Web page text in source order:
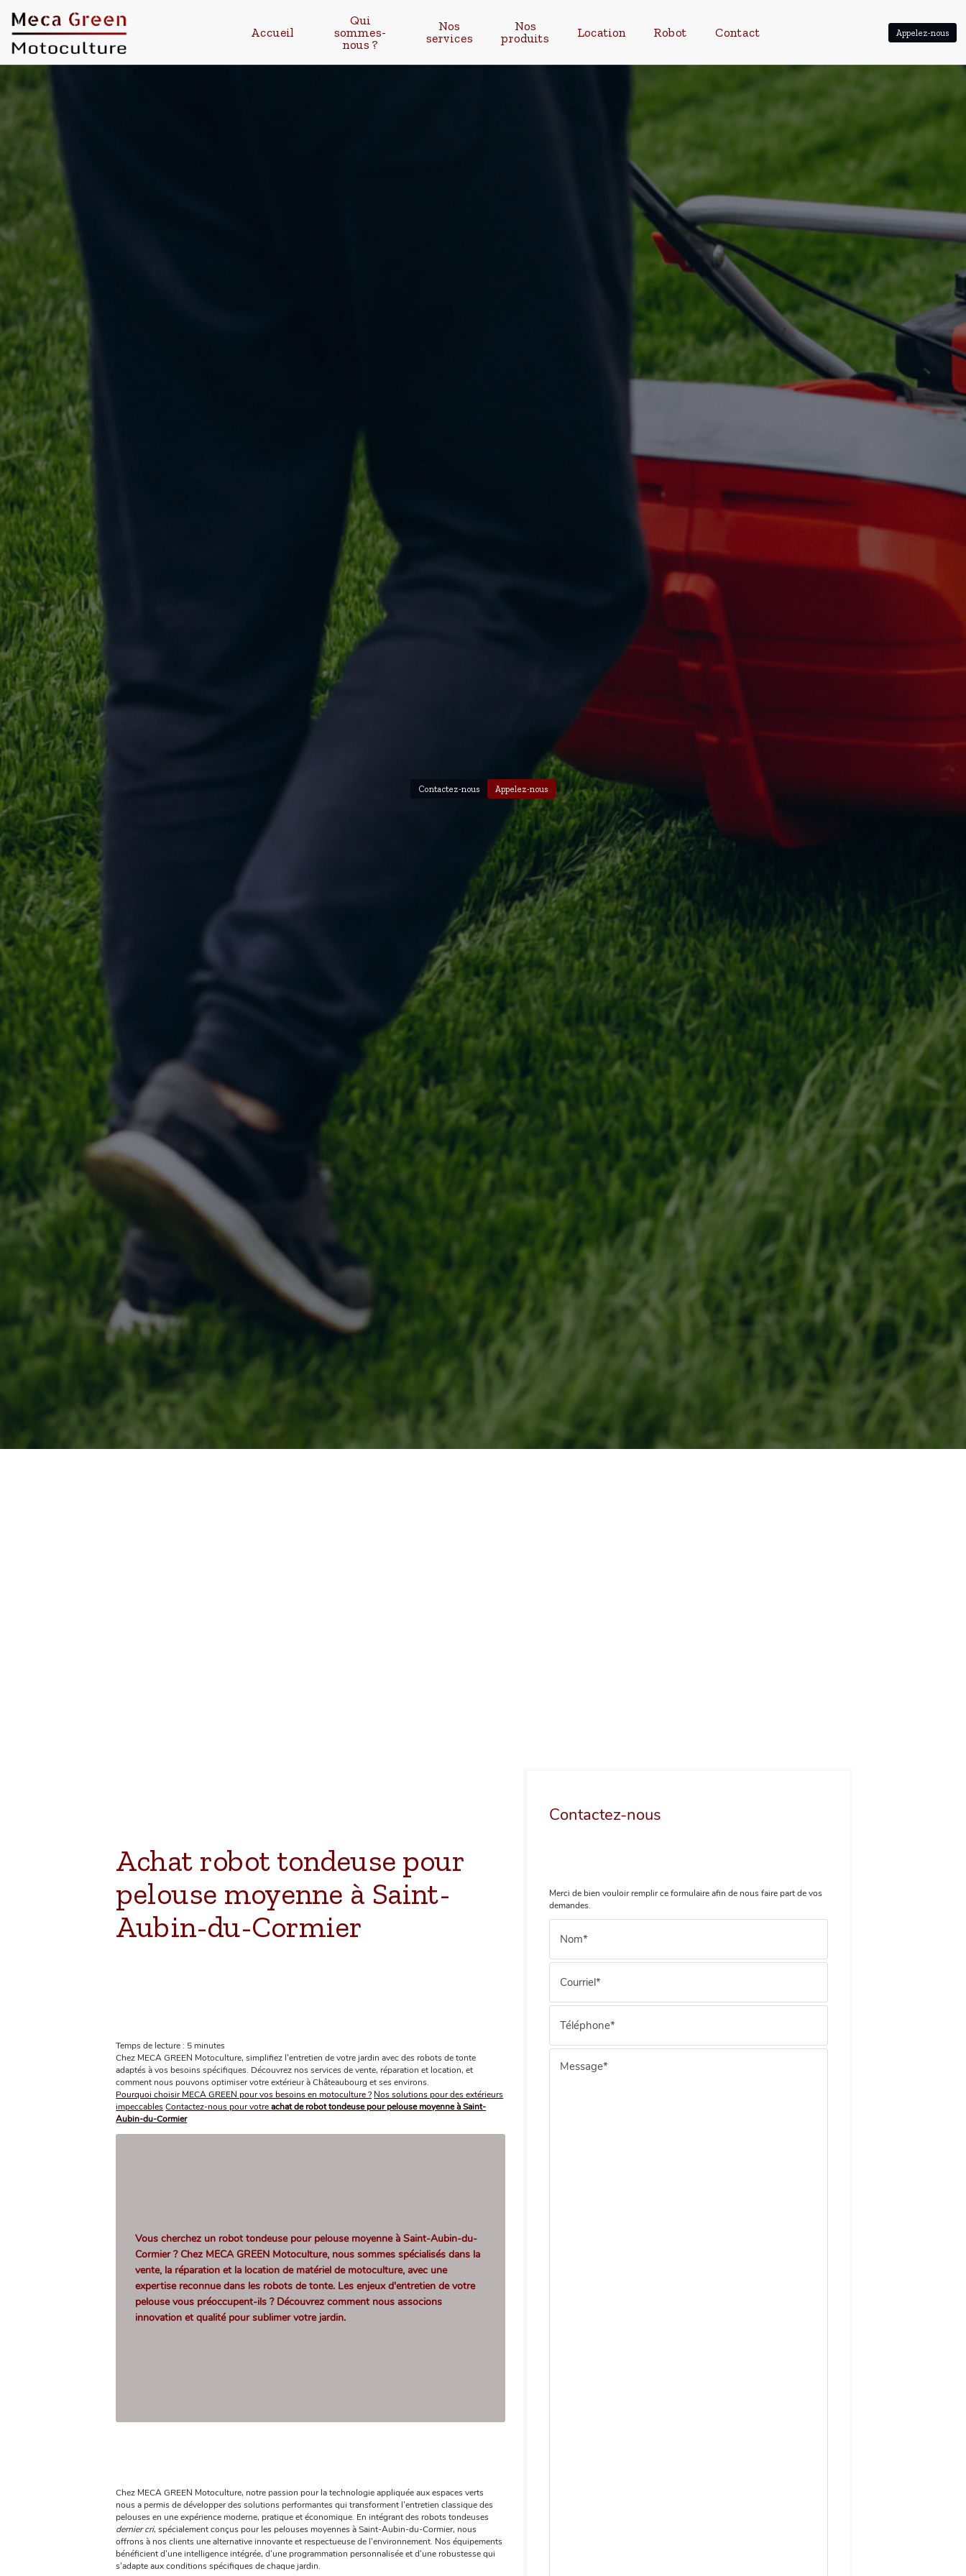
Contactez-nous Appelez-nous
Accueil
Qui
sommes-
nous ?
Nos
services
Nos
produits
Location Robot Contact Appelez-nous
Achat robot tondeuse pour
pelouse moyenne à Saint-
Aubin-du-Cormier
Temps de lecture : 5 minutes
Chez MECA GREEN Motoculture, simplifiez l'entretien de votre jardin avec des robots de tonte
adaptés à vos besoins spécifiques. Découvrez nos services de vente, réparation et location, et
comment nous pouvons optimiser votre extérieur à Châteaubourg et ses environs.
Pourquoi choisir MECA GREEN pour vos besoins en motoculture ? Nos solutions pour des extérieurs
impeccables Contactez-nous pour votreachat de robot tondeuse pour pelouse moyenne à Saint-
Aubin-du-Cormier
Vous cherchez un robot tondeuse pour pelouse moyenne à Saint-Aubin-du-
Cormier? Chez MECA GREEN Motoculture, nous sommes spécialisés dans la
vente, la réparation et la location de matériel de motoculture, avec une
expertise reconnue dans les robots de tonte. Les enjeux d'entretien de votre
pelouse vous préoccupent-ils ? Découvrez comment nous associons
innovation et qualité pour sublimer votre jardin.
Chez MECA GREEN Motoculture, notre passion pour la technologie appliquée aux espaces verts
nous a permis de développer des solutions performantes qui transforment l'entretien classique des
pelouses en une expérience moderne, pratique et économique. En intégrant des robots tondeuses
dernier cri, spécialement conçus pour les pelouses moyennes à Saint-Aubin-du-Cormier, nous
offrons à nos clients une alternative innovante et respectueuse de l'environnement. Nos équipements
bénéficient d'une intelligence intégrée, d'une programmation personnalisée et d'une robustesse qui
s'adapte aux conditions spécifiques de chaque jardin.
Contactez-nous
Merci de bien vouloir remplir ce formulaire afin de nous faire part de vos
demandes.